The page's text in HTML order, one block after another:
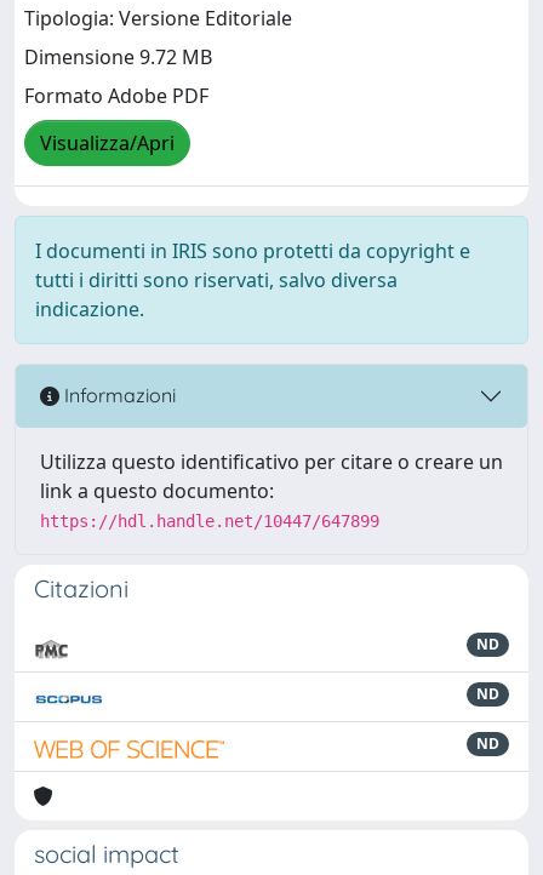
Tipologia: Versione Editoriale
Dimensione 9.72 MB
Formato Adobe PDF
Visualizza/Apri
I documenti in IRIS sono protetti da copyright e
tutti i diritti sono riservati, salvo diversa
indicazione.
Informazioni
Utilizza questo identificativo per citare o creare un
link a questo documento:
https://hdl.handle.net/10447/647899
Citazioni
ND
ND
ND
social impact